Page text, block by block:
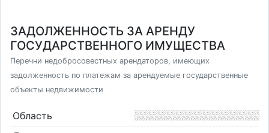
ЗАДОЛЖЕННОСТЬ ЗА АРЕНДУ
ГОСУДАРСТВЕННОГО ИМУЩЕСТВА
Перечни недобросовестных арендаторов, имеющих
задолженность по платежам за арендуемые государственные
объекты недвижимости
Область